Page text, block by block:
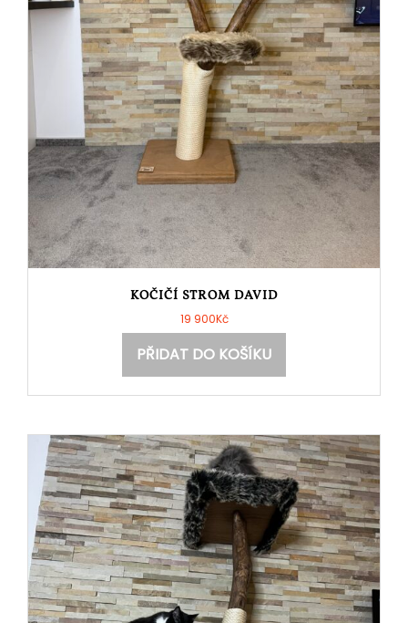
KOČIČÍ STROM DAVID
19 900Kč
PŘIDAT DO KOŠÍKU